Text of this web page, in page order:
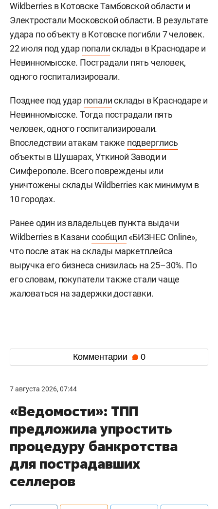
Wildberries в Котовске Тамбовской области и
Электростали Московской области. В результате
удара по объекту в Котовске погибли 7 человек.
22 июля под удар попалисклады в Краснодаре и
Невинномысске. Пострадали пять человек,
одного госпитализировали.
Позднее под удар попалисклады в Краснодаре и
Невинномысске. Тогда пострадали пять
человек, одного госпитализировали.
Впоследствии атакам также подверглись
объекты в Шушарах, Уткиной Заводи и
Симферополе. Всего повреждены или
уничтожены склады Wildberries как минимум в
10 городах.
Ранее один из владельцев пункта выдачи
Wildberries в Казани сообщил «БИЗНЕС Online»,
что после атак на склады маркетплейса
выручка его бизнеса снизилась на 25–30%. По
его словам, покупатели также стали чаще
жаловаться на задержки доставки.
Комментарии 0
7 августа 2026, 07:44
«Ведомости»: ТПП
предложила упростить
процедуру банкротства
для пострадавших
селлеров